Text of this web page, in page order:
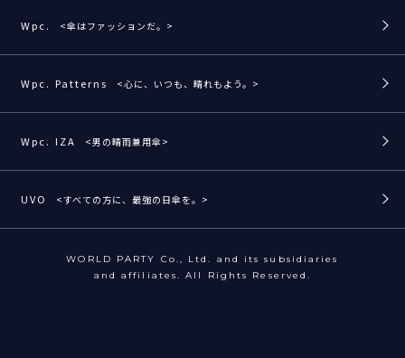
Wpc. <傘はファッションだ。>
Wpc. Patterns <心に、いつも、晴れもよう。>
Wpc. IZA <男の晴雨兼用傘>
UVO <すべての方に、最強の日傘を。>
WORLD PARTY Co., Ltd. and its subsidiaries
and affiliates. All Rights Reserved.